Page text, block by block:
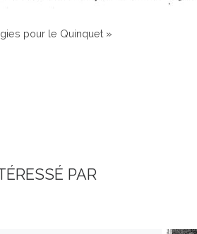
pour le Quinquet »
PAR